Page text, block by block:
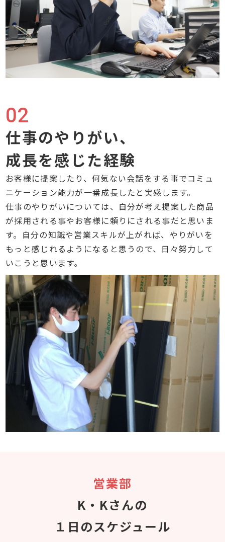
02
仕事のやりがい、
成長を感じた経験
お客様に提案したり、何気ない会話をする事でコミュ
ニケーション能力が一番成長したと実感します。
仕事のやりがいについては、自分が考え提案した商品
が採用される事やお客様に頼りにされる事だと思いま
す。自分の知識や営業スキルが上がれば、やりがいを
もっと感じれるようになると思うので、日々努力して
いこうと思います。
営業部
K・Kさんの
１日のスケジュール